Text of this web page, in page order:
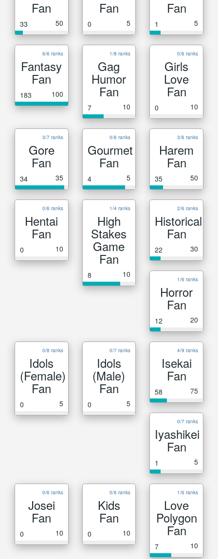
Fan
33 50
Fan
0 5
Fan
1 5
6/6 ranks
Fantasy
Fan
183 100
1/8 ranks
Gag
Humor
Fan
7 10
0/6 ranks
Girls
Love
Fan
0 10
3/7 ranks
Gore
Fan
34 35
0/6 ranks
Gourmet
Fan
4 5
3/6 ranks
Harem
Fan
35 50
0/6 ranks
Hentai
Fan
0 10
1/4 ranks
High
Stakes
Game
Fan
8 10
2/6 ranks
Historical
Fan
22 30
1/6 ranks
Horror
Fan
12 20
0/8 ranks
Idols
(Female)
Fan
0 5
0/7 ranks
Idols
(Male)
Fan
0 5
4/9 ranks
Isekai
Fan
58 75
0/7 ranks
Iyashikei
Fan
1 5
0/6 ranks
Josei
Fan
0 10
0/6 ranks
Kids
Fan
0 10
1/6 ranks
Love
Polygon
Fan
7 10